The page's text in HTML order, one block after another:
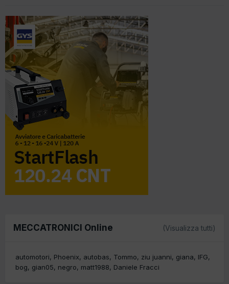
MECCATRONICI Online (Visualizza tutti)
automotori Phoenix autobas Tommo ziu juanni giana
IFG
bog
gian05 negro matt1988 Daniele Fracci